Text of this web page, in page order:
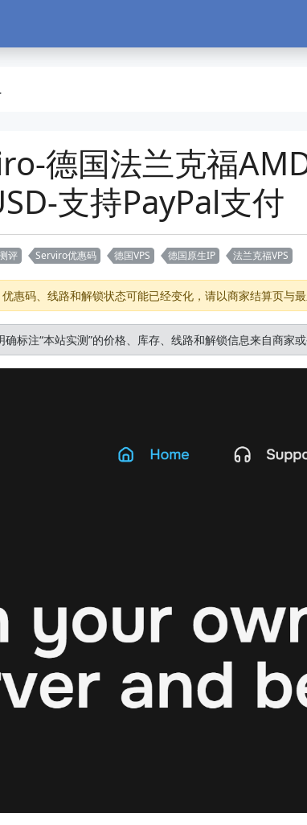
德国法兰克福
支持PayPal支付
评 Serviro优惠码 德国VPS 德国原生IP 法兰克福VPS
惠码、线路和解锁状态可能已经变化，请以商家结算页与最
标注“本站实测”的价格、库存、线路和解锁信息来自商家